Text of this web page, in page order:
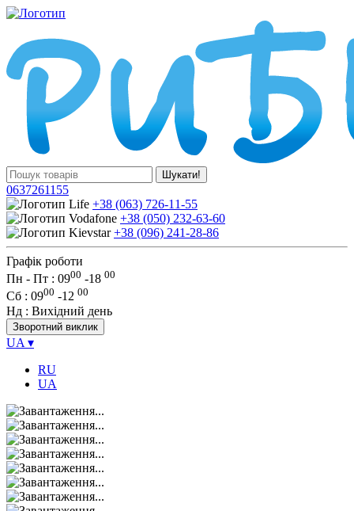
Шукати!
0637261155
+38 (063) 726-11-55
+38 (050) 232-63-60
+38 (096) 241-28-86
Графік роботи
Пн - Пт : 0900 -18 00
Сб : 0900 -12 00
Нд : Вихідний день
Зворотний виклик
UA ▾
RU
UA